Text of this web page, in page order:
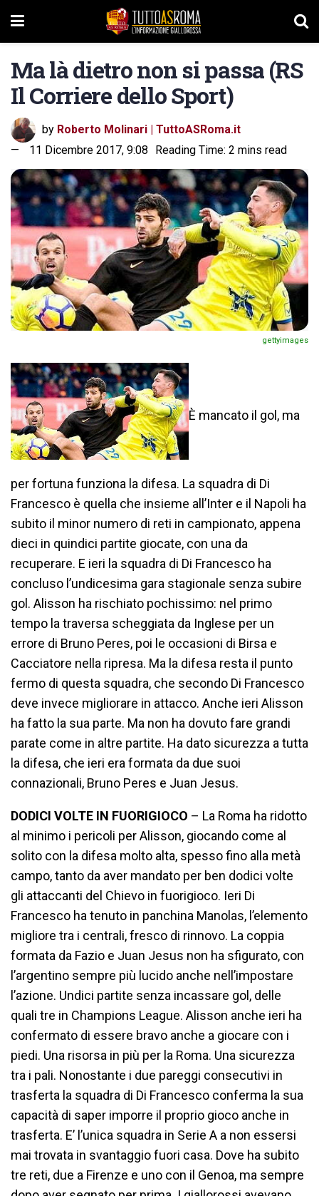
Ma là dietro non si passa (RS
Il Corriere dello Sport)
by Roberto Molinari | TuttoASRoma.it
11 Dicembre 2017, 9:08
Reading Time: 2 mins read
gettyimages
È mancato il gol, ma
per fortuna funziona la difesa. La squadra di Di
Francesco è quella che insieme all’Inter e il Napoli ha
subito il minor numero di reti in campionato, appena
dieci in quindici partite giocate, con una da
recuperare. E ieri la squadra di Di Francesco ha
concluso l’undicesima gara stagionale senza subire
gol. Alisson ha rischiato pochissimo: nel primo
tempo la traversa scheggiata da Inglese per un
errore di Bruno Peres, poi le occasioni di Birsa e
Cacciatore nella ripresa. Ma la difesa resta il punto
fermo di questa squadra, che secondo Di Francesco
deve invece migliorare in attacco. Anche ieri Alisson
ha fatto la sua parte. Ma non ha dovuto fare grandi
parate come in altre partite. Ha dato sicurezza a tutta
la difesa, che ieri era formata da due suoi
connazionali, Bruno Peres e Juan Jesus.
DODICI VOLTE IN FUORIGIOCO – La Roma ha ridotto
al minimo i pericoli per Alisson, giocando come al
solito con la difesa molto alta, spesso fino alla metà
campo, tanto da aver mandato per ben dodici volte
gli attaccanti del Chievo in fuorigioco. Ieri Di
Francesco ha tenuto in panchina Manolas, l’elemento
migliore tra i centrali, fresco di rinnovo. La coppia
formata da Fazio e Juan Jesus non ha sfigurato, con
l’argentino sempre più lucido anche nell’impostare
l’azione. Undici partite senza incassare gol, delle
quali tre in Champions League. Alisson anche ieri ha
confermato di essere bravo anche a giocare con i
piedi. Una risorsa in più per la Roma. Una sicurezza
tra i pali. Nonostante i due pareggi consecutivi in
trasferta la squadra di Di Francesco conferma la sua
capacità di saper imporre il proprio gioco anche in
trasferta. E’ l’unica squadra in Serie A a non essersi
mai trovata in svantaggio fuori casa. Dove ha subito
tre reti, due a Firenze e uno con il Genoa, ma sempre